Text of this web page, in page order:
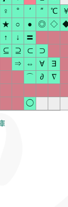
♀ ° ′ ″ ℃
★ ○ ● ◎ ◇
↑ ↓
〓
⊆ ⊇ ⊂
⊃
⇒ ⇔ ∀
∃
⌒ ∂
∇
◯